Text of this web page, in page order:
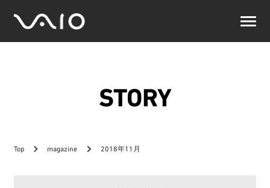
公
STORY
Top magazine 2018年11月